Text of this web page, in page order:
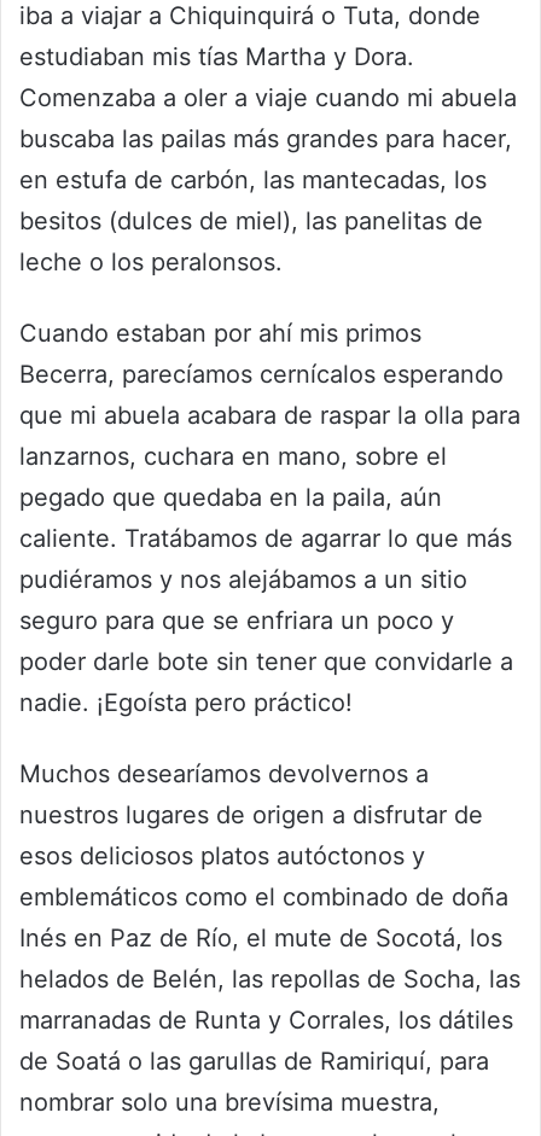
iba a viajar a Chiquinquirá o Tuta, donde
estudiaban mis tías Martha y Dora.
Comenzaba a oler a viaje cuando mi abuela
buscaba las pailas más grandes para hacer,
en estufa de carbón, las mantecadas, los
besitos (dulces de miel), las panelitas de
leche o los peralonsos.
Cuando estaban por ahí mis primos
Becerra, parecíamos cernícalos esperando
que mi abuela acabara de raspar la olla para
lanzarnos, cuchara en mano, sobre el
pegado que quedaba en la paila, aún
caliente. Tratábamos de agarrar lo que más
pudiéramos y nos alejábamos a un sitio
seguro para que se enfriara un poco y
poder darle bote sin tener que convidarle a
nadie. ¡Egoísta pero práctico!
Muchos desearíamos devolvernos a
nuestros lugares de origen a disfrutar de
esos deliciosos platos autóctonos y
emblemáticos como el combinado de doña
Inés en Paz de Río, el mute de Socotá, los
helados de Belén, las repollas de Socha, las
marranadas de Runta y Corrales, los dátiles
de Soatá o las garullas de Ramiriquí, para
nombrar solo una brevísima muestra,